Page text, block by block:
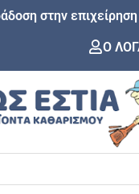
στην
Ο